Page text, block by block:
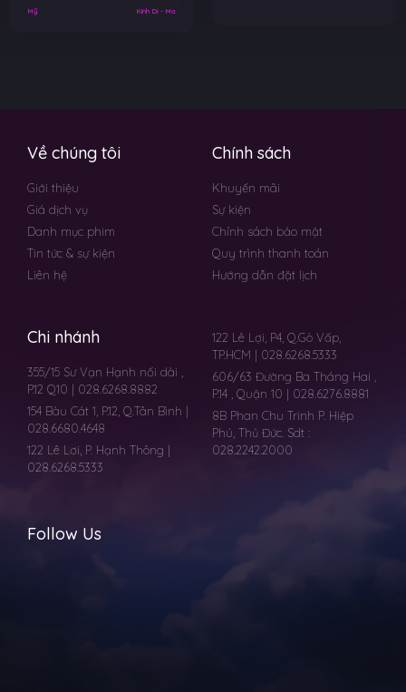
Mỹ Kinh Dị - Ma
Về chúng tôi
Giới thiệu
Giá dịch vụ
Danh mục phim
Tin tức & sự kiện
Liên hệ
Chính sách
Khuyến mãi
Sự kiện
Chính sách bảo mật
Quy trình thanh toán
Hướng dẫn đặt lịch
Chi nhánh
355/15 Sư Vạn Hạnh nối dài ,
P.12 Q10 | 028.6268.8882
154 Bàu Cát 1, P.12, Q.Tân Bình |
028.6680.4648
122 Lê Lơi, P. Hạnh Thông |
028.6268.5333
122 Lê Lợi, P4, Q.Gò Vấp,
TP.HCM | 028.6268.5333
606/63 Đường Ba Tháng Hai ,
P.14 , Quận 10 | 028.6276.8881
8B Phan Chu Trinh P. Hiệp
Phú, Thủ Đức. Sdt :
028.2242.2000
Follow Us